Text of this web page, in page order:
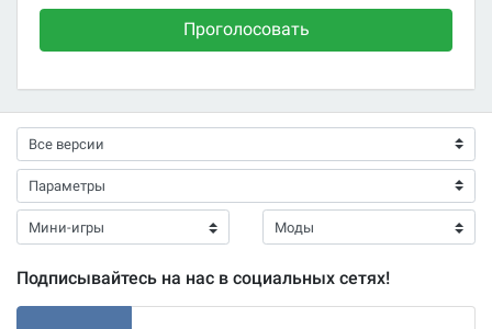
Проголосовать
Подписывайтесь на нас в социальных сетях!